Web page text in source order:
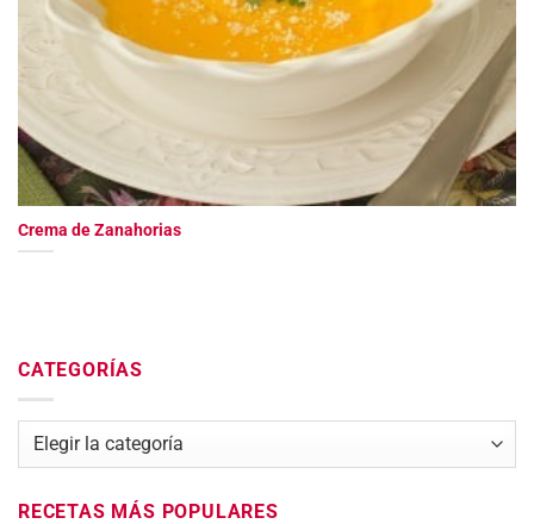
Crema de Zanahorias
CATEGORÍAS
Categorías
RECETAS MÁS POPULARES